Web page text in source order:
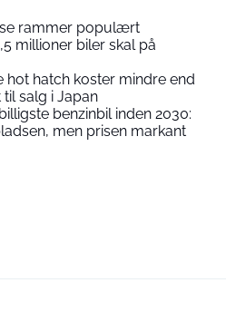
rammer populært
millioner biler skal på
hot hatch koster mindre end
salg i Japan
benzinbil inden 2030:
men prisen markant